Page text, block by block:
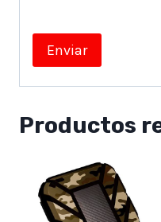
Productos